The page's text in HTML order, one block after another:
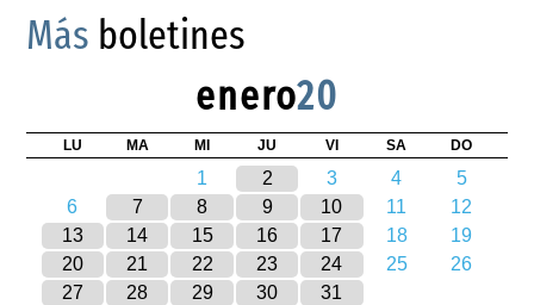
Más boletines
enero20
LU MA MI JU VI SA DO
1 2 3 4
5
6
7 8 9 10 11
12
13
14 15 16 17 18
19
20
21 22 23 24 25
26
27
28 29 30 31